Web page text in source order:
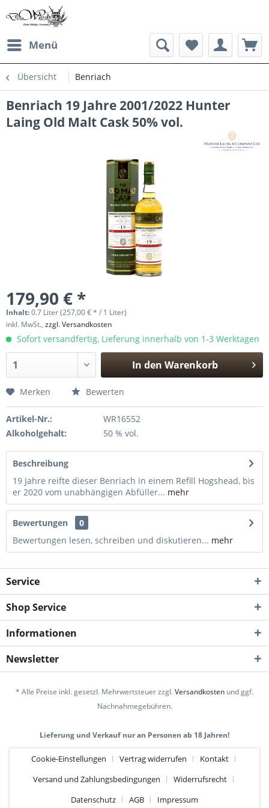
Menü
Übersicht Benriach
Benriach 19 Jahre 2001/2022 Hunter
Laing Old Malt Cask 50% vol.
179,90 € *
Inhalt:0.7 Liter (257,00 € * / 1 Liter)
inkl. MwSt., zzgl. Versandkosten
Sofort versandfertig, Lieferung innerhalb von 1-3 Werktagen
In den Warenkorb
Merken Bewerten
Artikel-Nr.:
WR16552
Alkoholgehalt:
50 % vol.
Beschreibung
19 Jahre reifte dieser Benriach in einem Refill Hogshead, bis
er 2020 vom unabhängigen Abfüller... mehr
Bewertungen
0
Bewertungen lesen, schreiben und diskutieren... mehr
Service
Shop Service
Informationen
Newsletter
* Alle Preise inkl. gesetzl. Mehrwertsteuer zzgl.Versandkosten und ggf.
Nachnahmegebühren.
Lieferung und Verkauf nur an Personen ab 18 Jahren!
Cookie-Einstellungen Vertrag widerrufen
Kontakt
Versand und Zahlungsbedingungen
Widerrufsrecht
Datenschutz
AGB Impressum